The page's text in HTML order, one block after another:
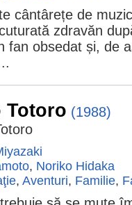
cântârețe de
zdravăn
fan obsedat și, de
Totoro (1988)
, Noriko Hidaka
, Aventuri, Familie,